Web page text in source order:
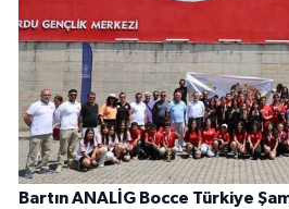
Bartın ANALİG Bocce Türkiye